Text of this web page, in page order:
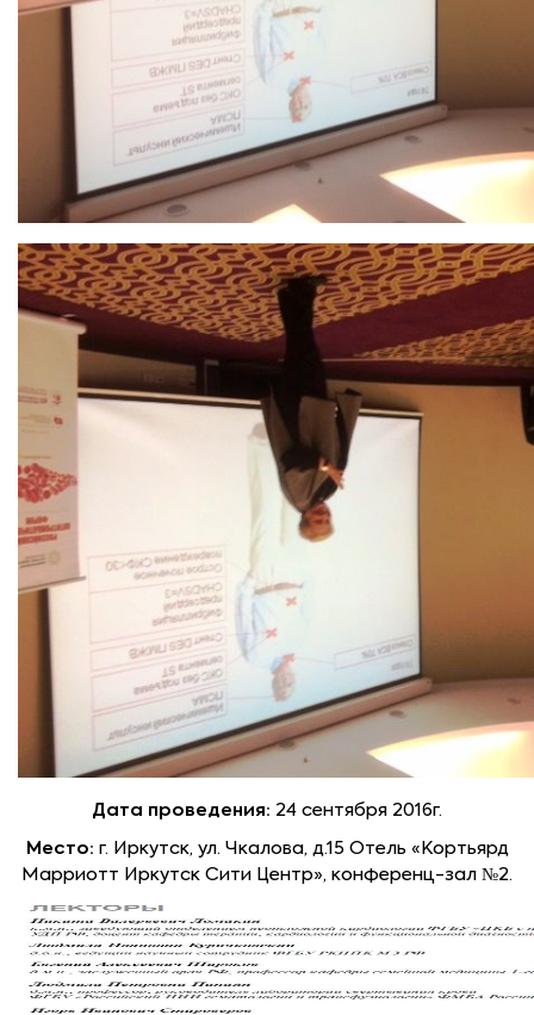
Дата проведения: 24 сентября 2016г.
Место: г. Иркутск, ул. Чкалова, д.15 Отель «Кортьярд
Марриотт Иркутск Сити Центр», конференц-зал №2.